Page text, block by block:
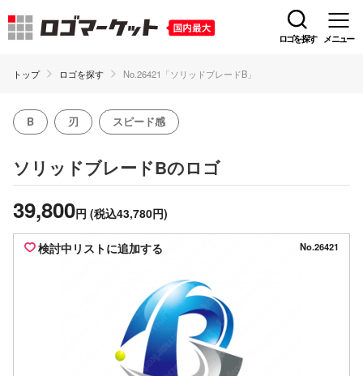
ロゴを探す メニュー
トップ ロゴを探す No.26421「ソリッドブレードB」
B 刃 スピード感
ソリッドブレードBのロゴ
39,800円 (税込43,780円)
検討中リストに追加する No.26421